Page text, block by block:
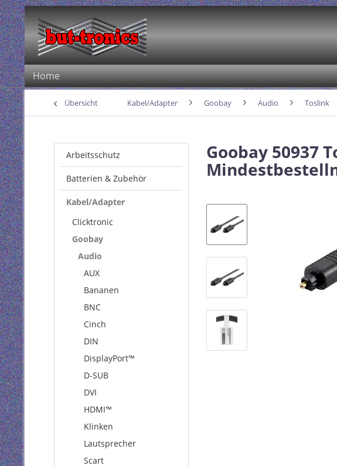
Home
Übersicht Kabel/Adapter Goobay Audio Toslink
Arbeitsschutz
Batterien & Zubehör
Kabel/Adapter
Clicktronic
Goobay
Audio
AUX
Bananen
BNC
Cinch
DIN
DisplayPort™
D-SUB
DVI
HDMI™
Klinken
Lautsprecher
Scart
Goobay 50937